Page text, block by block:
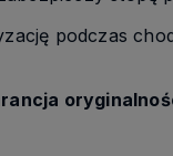
podczas